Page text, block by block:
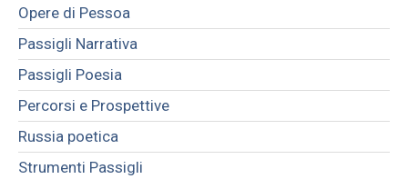
Opere di Pessoa
Passigli Narrativa
Passigli Poesia
Percorsi e Prospettive
Russia poetica
Strumenti Passigli